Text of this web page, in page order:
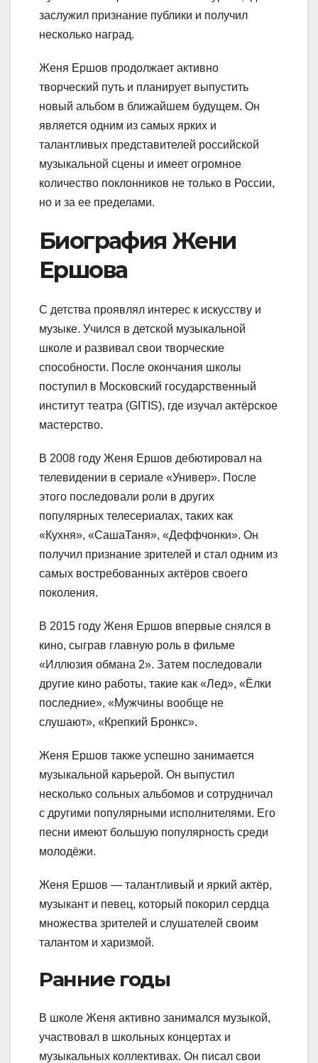
заслужил признание публики и получил
несколько наград.
Женя Ершов продолжает активно
творческий путь и планирует выпустить
новый альбом в ближайшем будущем. Он
является одним из самых ярких и
талантливых представителей российской
музыкальной сцены и имеет огромное
количество поклонников не только в России,
но и за ее пределами.
Биография Жени
Ершова
С детства проявлял интерес к искусству и
музыке. Учился в детской музыкальной
школе и развивал свои творческие
способности. После окончания школы
поступил в Московский государственный
институт театра (GITIS), где изучал актёрское
мастерство.
В 2008 году Женя Ершов дебютировал на
телевидении в сериале «Универ». После
этого последовали роли в других
популярных телесериалах, таких как
«Кухня», «СашаТаня», «Деффчонки». Он
получил признание зрителей и стал одним из
самых востребованных актёров своего
поколения.
В 2015 году Женя Ершов впервые снялся в
кино, сыграв главную роль в фильме
«Иллюзия обмана 2». Затем последовали
другие кино работы, такие как «Лед», «Ёлки
последние», «Мужчины вообще не
слушают», «Крепкий Бронкс».
Женя Ершов также успешно занимается
музыкальной карьерой. Он выпустил
несколько сольных альбомов и сотрудничал
с другими популярными исполнителями. Его
песни имеют большую популярность среди
молодёжи.
Женя Ершов — талантливый и яркий актёр,
музыкант и певец, который покорил сердца
множества зрителей и слушателей своим
талантом и харизмой.
Ранние годы
В школе Женя активно занимался музыкой,
участвовал в школьных концертах и
музыкальных коллективах. Он писал свои